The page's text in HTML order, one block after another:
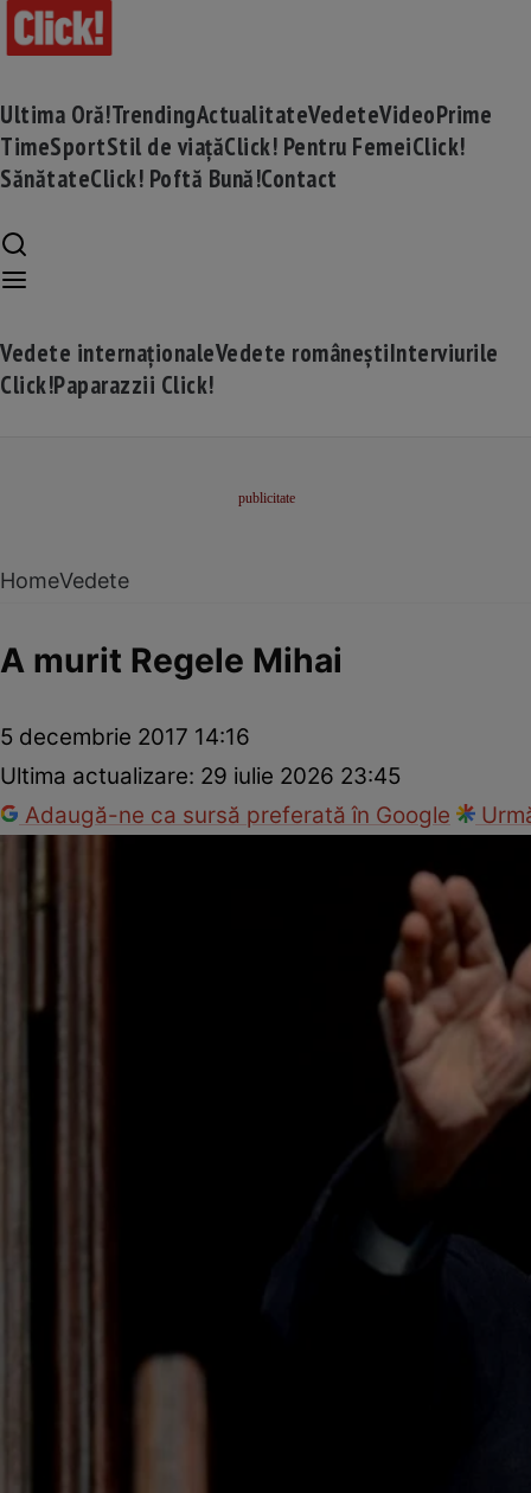
Ultima Oră!TrendingActualitateVedeteVideoPrime
TimeSportStil de viațăClick! Pentru FemeiClick!
SănătateClick! Poftă Bună!Contact
Vedete internaționaleVedete româneștiInterviurile
Click!Paparazzii Click!
HomeVedete
A murit Regele Mihai
5 decembrie 2017 14:16
Ultima actualizare: 29 iulie 2026 23:45
Adaugă-ne ca sursă preferată în Google